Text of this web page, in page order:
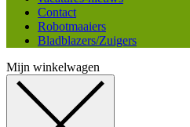
Contact
Robotmaaiers
Bladblazers/Zuigers
Mijn winkelwagen